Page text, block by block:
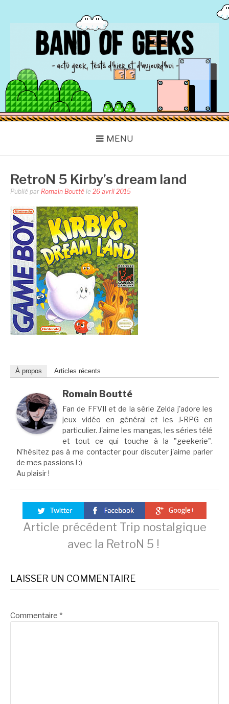
BAND OF GEEKS
Actu Geek d'hier et d'aujourd'hui
MENU
RetroN 5 Kirby’s dream land
Publié par Romain Boutté le 26 avril 2015
À propos Articles récents
Romain Boutté
Fan de FFVII et de la série Zelda j'adore les
jeux vidéo en général et les J-RPG en
particulier. J'aime les mangas, les séries télé
et tout ce qui touche à la "geekerie".
N'hésitez pas à me contacter pour discuter j'aime parler
de mes passions ! :)
Au plaisir !
Lire
la
suite
Article précédent Trip nostalgique
avec la RetroN 5 !
LAISSER UN COMMENTAIRE
Commentaire *